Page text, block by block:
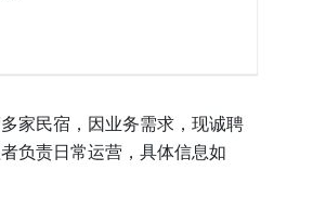
家民宿，因业务需求，现诚聘
负责日常运营，具体信息如